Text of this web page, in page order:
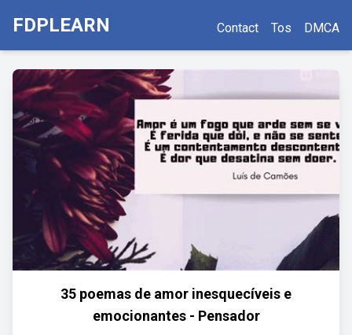
FDPLEARN Contact Tos DMCA
35 poemas de amor inesquecíveis e
emocionantes - Pensador